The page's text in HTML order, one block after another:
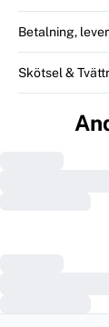
Betalning,
Skötsel &